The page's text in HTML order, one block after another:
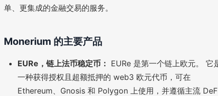
单、更集成的金融交易的服务。
Monerium 的主要产品
EURe，链上法币稳定币： EURe 是第一个链上欧元。 它
一种获得授权且超额抵押的 web3 欧元代币，可在
Ethereum、Gnosis 和 Polygon 上使用，并遵循主流